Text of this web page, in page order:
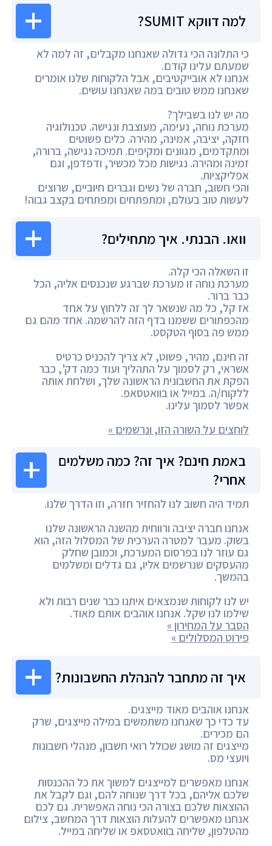
למה דווקא SUMIT?
כי התלונה הכי גדולה שאנחנו מקבלים, זה למה לא
שמעתם עלינו קודם.
אנחנו לא אובייקטיבים, אבל הלקוחות שלנו אומרים
שאנחנו ממש טובים במה שאנחנו עושים.
מה יש לנו בשבילך?
מערכת נוחה, נעימה, מעוצבת ונגישה. טכנולוגיה
חזקה, יציבה, אמינה, מהירה. כלים פשוטים
ומתקדמים, מגוונים ומקיפים. תמיכה נגישה, ברורה,
זמינה ומהירה. נגישות מכל מכשיר, ודפדפן, וגם
אפליקציות.
והכי חשוב, חברה של נשים וגברים חיוביים, שרוצים
לעשות טוב בעולם, ומתפתחים ומפתחים בקצב גבוה!
וואו. הבנתי. איך מתחילים?
זו השאלה הכי קלה.
מערכת נוחה זו מערכת שברגע שנכנסים אליה, הכל
כבר ברור.
אז קל, כל מה שנשאר לך זה ללחוץ על אחד
מהכפתורים ששמנו בדף הזה להרשמה. אחד מהם גם
ממש פה בסוף הטקסט.
זה חינם, מהיר, פשוט, לא צריך להכניס כרטיס
אשראי, רק לסמוך על התהליך ועוד כמה דק', כבר
הפקת את החשבונית הראשונה שלך, ושלחת אותה
ללקוח/ה. במייל או בוואטסאפ.
אפשר לסמוך עלינו.
לוחצים על השורה הזו, ונרשמים »
באמת חינם? איך זה? כמה משלמים
אחרי?
תמיד היה חשוב לנו להחזיר חזרה, וזו הדרך שלנו.
אנחנו חברה יציבה ורווחית מהשנה הראשונה שלנו
בשוק. מעבר למטרה הערכית של המסלול הזה, הוא
גם עוזר לנו בפרסום המערכת, וכמובן שחלק
מהעסקים שנרשמים אליו, גם גדלים ומשלמים
בהמשך.
יש לנו לקוחות שנמצאים איתנו כבר שנים רבות ולא
שילמו לנו שקל. אנחנו אוהבים אותם מאוד.
הסבר על המחירון »
פירוט המסלולים »
איך זה מתחבר להנהלת החשבונות?
אנחנו אוהבים מאוד מייצגים.
עד כדי כך שאנחנו משתמשים במילה מייצגים, שרק
הם מכירים.
מייצגים זה מושג שכולל רואי חשבון, מנהלי חשבונות
ויועצי מס.
אנחנו מאפשרים למייצגים למשוך את כל ההכנסות
שלכם אליהם, בכל דרך שנוחה להם, וגם לקבל את
ההוצאות שלכם בצורה הכי נוחה האפשרית. גם לכם
אנחנו מאפשרים להעלות הוצאות דרך המחשב, צילום
מהטלפון, שליחה בוואטסאפ או שליחה במייל.